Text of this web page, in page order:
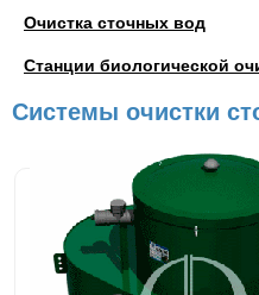
Очистка сточных вод
Станции биологической
Системы очистки